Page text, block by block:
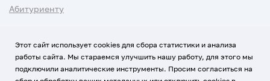
Абитуриенту
Этот сайт использует cookies для сбора статистики и анализа
работы сайта. Мы стараемся улучшить нашу работу, для этого мы
подключили аналитические инструменты. Просим согласиться на